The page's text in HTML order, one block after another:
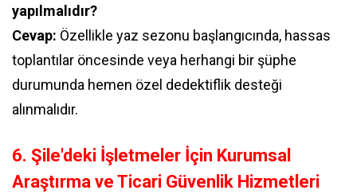
yapılmalıdır?
Cevap: Özellikle yaz sezonu başlangıcında, hassas
toplantılar öncesinde veya herhangi bir şüphe
durumunda hemen özel dedektiflik desteği
alınmalıdır.
6. Şile'deki İşletmeler İçin Kurumsal
Araştırma ve Ticari Güvenlik Hizmetleri